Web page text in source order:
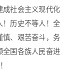
成社会主义现代化
！历史不等人！全
慎、艰苦奋斗，务
全国各族人民奋进